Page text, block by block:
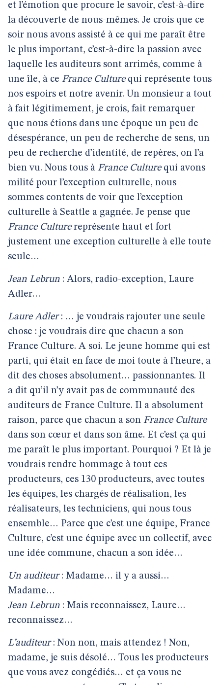
et l’émotion que procure le savoir, c’est-à-dire
la découverte de nous-mêmes. Je crois que ce
soir nous avons assisté à ce qui me paraît être
le plus important, c’est-à-dire la passion avec
laquelle les auditeurs sont arrimés, comme à
une île, à ce France Culturequi représente tous
nos espoirs et notre avenir. Un monsieur a tout
à fait légitimement, je crois, fait remarquer
que nous étions dans une époque un peu de
désespérance, un peu de recherche de sens, un
peu de recherche d’identité, de repères, on l’a
bien vu. Nous tous à France Culturequi avons
milité pour l’exception culturelle, nous
sommes contents de voir que l’exception
culturelle à Seattle a gagnée. Je pense que
France Culturereprésente haut et fort
justement une exception culturelle à elle toute
seule…
Jean Lebrun : Alors, radio-exception, Laure
Adler…
Laure Adler: … je voudrais rajouter une seule
chose : je voudrais dire que chacun a son
France Culture. A soi. Le jeune homme qui est
parti, qui était en face de moi toute à l’heure, a
dit des choses absolument… passionnantes. Il
a dit qu’il n’y avait pas de communauté des
auditeurs de France Culture. Il a absolument
raison, parce que chacun a son France Culture
dans son cœur et dans son âme. Et c’est ça qui
me paraît le plus important. Pourquoi ? Et là je
voudrais rendre hommage à tout ces
producteurs, ces 130 producteurs, avec toutes
les équipes, les chargés de réalisation, les
réalisateurs, les techniciens, qui nous tous
ensemble… Parce que c’est une équipe, France
Culture, c’est une équipe avec un collectif, avec
une idée commune, chacun a son idée…
Un auditeur: Madame… il y a aussi…
Madame…
Jean Lebrun : Mais reconnaissez, Laure…
reconnaissez…
L’auditeur: Non non, mais attendez ! Non,
madame, je suis désolé… Tous les producteurs
que vous avez congédiés… et ça vous ne